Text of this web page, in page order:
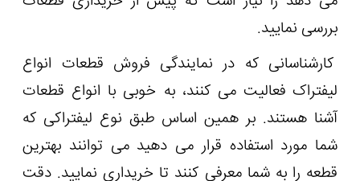
بررسی نمایید.
کارشناسانی که در نمایندگی فروش قطعات انواع
لیفتراک فعالیت می‌ کنند، به خوبی با انواع قطعات
آشنا هستند. بر همین اساس طبق نوع لیفتراکی که
شما مورد استفاده قرار می دهید می ‌توانند بهترین
قطعه را به شما معرفی کنند تا خریداری نمایید. دقت